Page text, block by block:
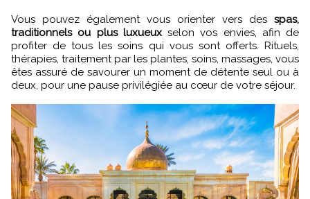
Vous pouvez également vous orienter vers des spas,
traditionnels ou plus luxueuxselon vos envies, afin de
profiter de tous les soins qui vous sont offerts. Rituels,
thérapies, traitement par les plantes, soins, massages, vous
êtes assuré de savourer un moment de détente seul ou à
deux, pour une pause privilégiée au cœur de votre séjour.